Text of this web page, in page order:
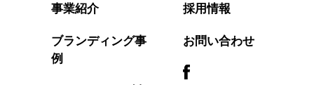
事業紹介
ブランディング事
例
採用情報
お問い合わせ